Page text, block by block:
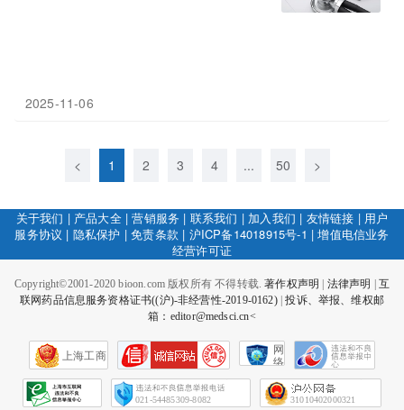
2025-11-06
< 1 2 3 4 ... 50 >
关于我们 | 产品大全|营销服务 | 联系我们 | 加入我们 | 友情链接 | 用户
服务协议 | 隐私保护 |免责条款 | 沪ICP备14018915号-1 |增值电信业务
经营许可证
Copyright©2001-2020 bioon.com 版权所有 不得转载.著作权声明 法律声明
互
联网药品信息服务资格证书((沪)-非经营性-2019-0162)|投诉、举报、维权邮
箱：editor@medsci.cn<
上海工商
网
络
会
征
021-54485309-8082 31010402000321